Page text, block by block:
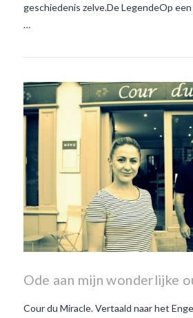
geschiedenis zelve.De LegendeOp
…
Ode aan mijn wonderlijke
Cour du Miracle. Vertaald naar het